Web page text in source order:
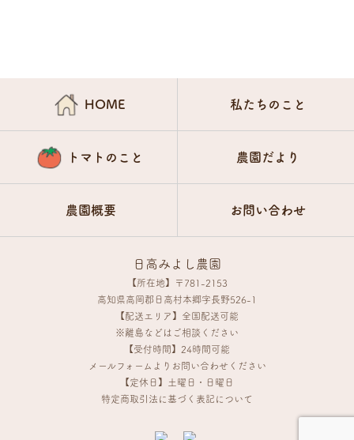
HOME 私たちのこと
トマトのこと 農園だより
農園概要 お問い合わせ
日高みよし農園
【所在地】〒781-2153
高知県高岡郡日高村本郷字長野526-1
【配送エリア】全国配送可能
※離島などはご相談ください
【受付時間】24時間可能
メールフォームよりお問い合わせください
【定休日】土曜日・日曜日
特定商取引法に基づく表記について